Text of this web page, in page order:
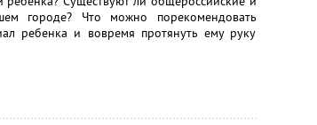
городе? Что можно порекомендовать
ребенка и вовремя протянуть ему руку